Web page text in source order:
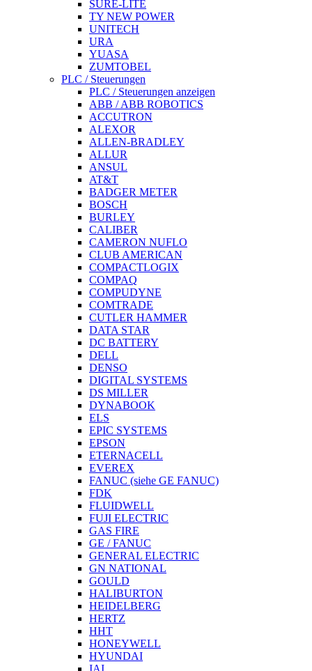
SURE-LITE
TY NEW POWER
UNITECH
URA
YUASA
ZUMTOBEL
PLC / Steuerungen
PLC / Steuerungen anzeigen
ABB / ABB ROBOTICS
ACCUTRON
ALEXOR
ALLEN-BRADLEY
ALLUR
ANSUL
AT&T
BADGER METER
BOSCH
BURLEY
CALIBER
CAMERON NUFLO
CLUB AMERICAN
COMPACTLOGIX
COMPAQ
COMPUDYNE
COMTRADE
CUTLER HAMMER
DATA STAR
DC BATTERY
DELL
DENSO
DIGITAL SYSTEMS
DS MILLER
DYNABOOK
ELS
EPIC SYSTEMS
EPSON
ETERNACELL
EVEREX
FANUC (siehe GE FANUC)
FDK
FLUIDWELL
FUJI ELECTRIC
GAS FIRE
GE / FANUC
GENERAL ELECTRIC
GN NATIONAL
GOULD
HALIBURTON
HEIDELBERG
HERTZ
HHT
HONEYWELL
HYUNDAI
IAI